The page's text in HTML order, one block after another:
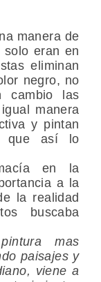
manera de
eran en
eliminan
negro, no
cambio las
manera
y pintan
que así lo
en la
a la
la realidad
buscaba
mas
paisajes y
viene a